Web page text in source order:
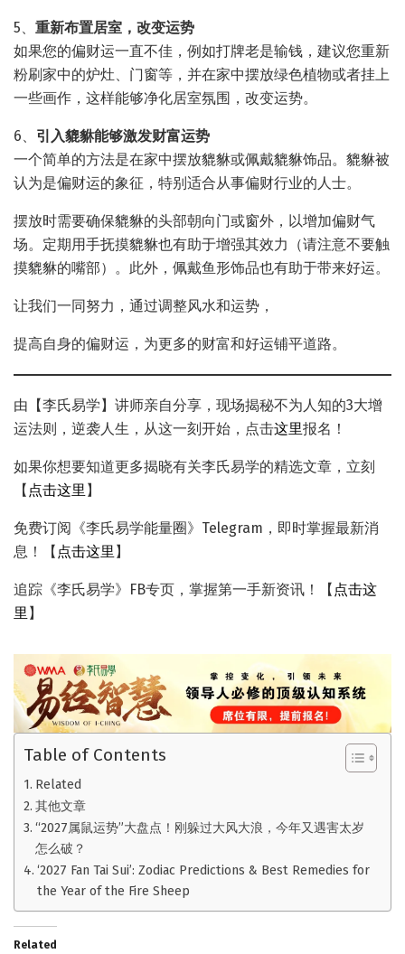
5、 重新布置居室，改变运势
如果您的偏财运一直不佳，例如打牌老是输钱，建议您重新
粉刷家中的炉灶、门窗等，并在家中摆放绿色植物或者挂上
一些画作，这样能够净化居室氛围，改变运势。
6、 引入貔貅能够激发财富运势
一个简单的方法是在家中摆放貔貅或佩戴貔貅饰品。貔貅被
认为是偏财运的象征，特别适合从事偏财行业的人士。
摆放时需要确保貔貅的头部朝向门或窗外，以增加偏财气
场。定期用手抚摸貔貅也有助于增强其效力（请注意不要触
摸貔貅的嘴部）。此外，佩戴鱼形饰品也有助于带来好运。
让我们一同努力，通过调整风水和运势，
提高自身的偏财运，为更多的财富和好运铺平道路。
由【李氏易学】讲师亲自分享，现场揭秘不为人知的3大增
运法则，逆袭人生，从这一刻开始，点击这里报名！
如果你想要知道更多揭晓有关李氏易学的精选文章，立刻
【 点击这里 】
免费订阅《李氏易学能量圈》Telegram，即时掌握最新消
息！【 点击这里 】
追踪《李氏易学》FB专页，掌握第一手新资讯！【 点击这
里 】
Table of Contents
Related
其他文章
“2027属鼠运势”大盘点！刚躲过大风大浪，今年又遇害太岁
怎么破？
‘2027 Fan Tai Sui’: Zodiac Predictions & Best Remedies for
the Year of the Fire Sheep
Related